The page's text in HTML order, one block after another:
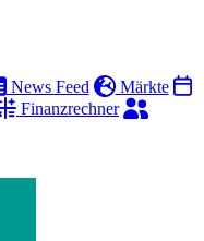
News Feed
Märkte
Finanzrechner